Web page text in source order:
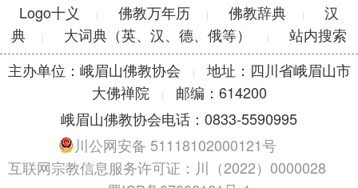
Logo十义 | 佛教万年历 | 佛教辞典 |
汉
典
| 大词典（英、汉、德、俄等） |
站内搜索
主办单位：峨眉山佛教协会
|
地址：四川省峨眉山市
大佛禅院
|
邮编：614200
峨眉山佛教协会电话：0833-5590995
川公网安备 51118102000121号
互联网宗教信息服务许可证：川（2022）0000028